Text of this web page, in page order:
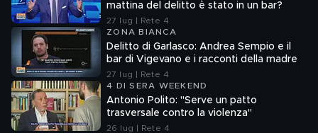
mattina del delitto è stato in un bar?
27 lug | Rete 4
ZONA BIANCA
Delitto di Garlasco: Andrea Sempio e il
bar di Vigevano e i racconti della madre
27 lug | Rete 4
4 DI SERA WEEKEND
Antonio Polito: "Serve un patto
trasversale contro la violenza"
26 lug | Rete 4